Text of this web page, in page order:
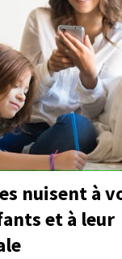
nuisent à
et à leur